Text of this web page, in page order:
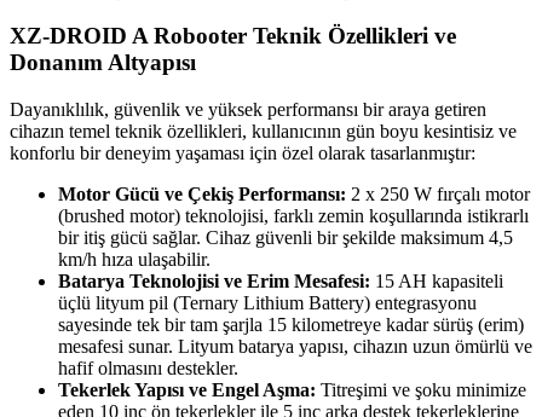
XZ-DROID A Robooter Teknik Özellikleri ve
Donanım Altyapısı
Dayanıklılık, güvenlik ve yüksek performansı bir araya getiren
cihazın temel teknik özellikleri, kullanıcının gün boyu kesintisiz ve
konforlu bir deneyim yaşaması için özel olarak tasarlanmıştır:
Motor Gücü ve Çekiş Performansı: 2 x 250 W fırçalı motor
(brushed motor) teknolojisi, farklı zemin koşullarında istikrarlı
bir itiş gücü sağlar. Cihaz güvenli bir şekilde maksimum 4,5
km/h hıza ulaşabilir.
Batarya Teknolojisi ve Erim Mesafesi: 15 AH kapasiteli
üçlü lityum pil (Ternary Lithium Battery) entegrasyonu
sayesinde tek bir tam şarjla 15 kilometreye kadar sürüş (erim)
mesafesi sunar. Lityum batarya yapısı, cihazın uzun ömürlü ve
hafif olmasını destekler.
Tekerlek Yapısı ve Engel Aşma: Titreşimi ve şoku minimize
eden 10 inç ön tekerlekler ile 5 inç arka destek tekerleklerine